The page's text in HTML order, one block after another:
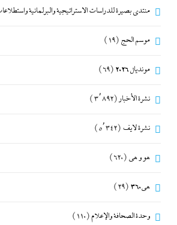
منتدى بصيرة للدراسات الاستراتيجية والبرلمانية
موسم الحج (19)
مونديال 2026 (69)
نشرة الأخبار (3٬892)
نشرة لايف (5٬342)
هو و هي (620)
هى360 (29)
وحدة الصحافة والإعلام(110)